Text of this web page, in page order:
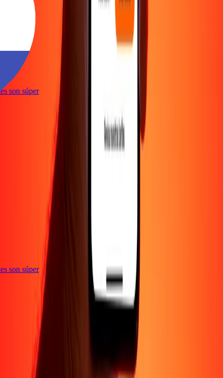
son súper
son súper
Blog Corporativo